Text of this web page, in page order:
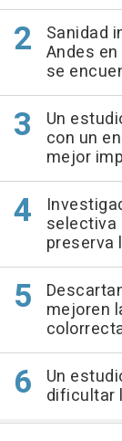
Sanidad
Andes
se
Un
con un
mejor
selectiva
preserva
mejoren
Un
dificultar